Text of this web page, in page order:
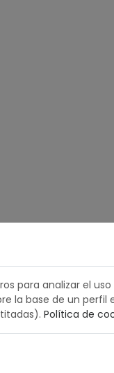
para analizar el
la base de un perfil
Política de